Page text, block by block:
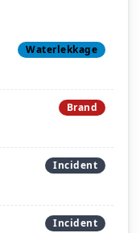
Waterlekkage
Brand
Incident
Incident